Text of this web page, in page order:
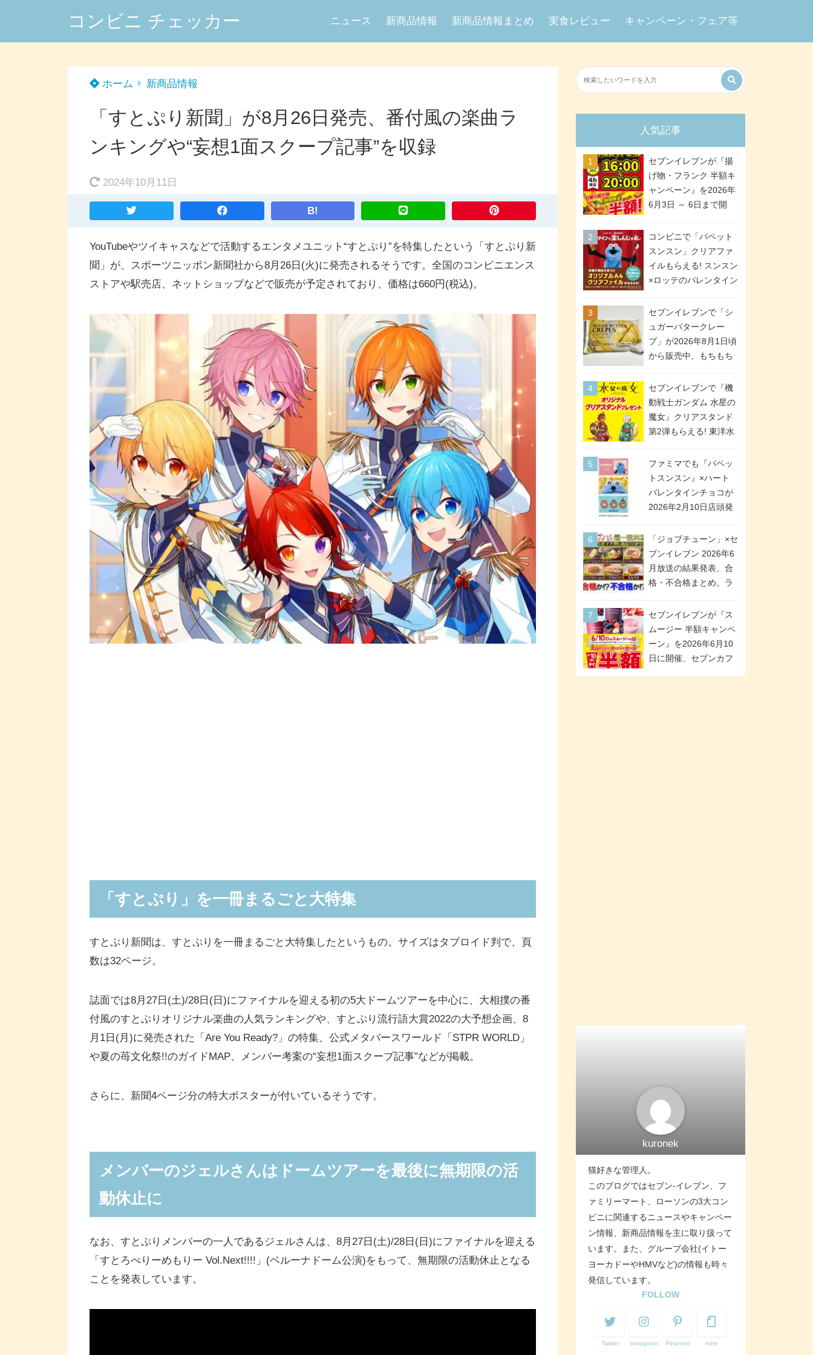
コンビニ チェッカー ニュース 新商品情報 新商品情報まとめ 実食レビュー キャンペーン・フェア等
ホーム 新商品情報
「すとぷり新聞」が8月26日発売、番付風の楽曲ラ
ンキングや“妄想1面スクープ記事”を収録
2024年10月11日
B!
YouTubeやツイキャスなどで活動するエンタメユニット“すとぷり”を特集したという「すとぷり新
聞」が、スポーツニッポン新聞社から8月26日(火)に発売されるそうです。全国のコンビニエンス
ストアや駅売店、ネットショップなどで販売が予定されており、価格は660円(税込)。
「すとぷり」を一冊まるごと大特集
すとぷり新聞は、すとぷりを一冊まるごと大特集したというもの。サイズはタブロイド判で、頁
数は32ページ。
誌面では8月27日(土)/28日(日)にファイナルを迎える初の5大ドームツアーを中心に、大相撲の番
付風のすとぷりオリジナル楽曲の人気ランキングや、すとぷり流行語大賞2022の大予想企画、8
月1日(月)に発売された「Are You Ready?」の特集、公式メタバースワールド「STPR WORLD」
や夏の苺文化祭!!のガイドMAP、メンバー考案の“妄想1面スクープ記事”などが掲載。
さらに、新聞4ページ分の特大ポスターが付いているそうです。
メンバーのジェルさんはドームツアーを最後に無期限の活
動休止に
なお、すとぷりメンバーの一人であるジェルさんは、8月27日(土)/28日(日)にファイナルを迎える
「すとろべりーめもりー Vol.Next!!!!」(ベルーナドーム公演)をもって、無期限の活動休止となる
ことを発表しています。
人気記事
セブンイレブンが『揚
げ物・フランク 半額キ
ャンペーン』を2026年
6月3日 ～ 6日まで開
などが「揚げ物スーパ
ーセール」でお得に! 各
日16:00 ～ 20:00の4時
間限定で実施。ななチ
メリカンドッグが税抜
き69円!
コンビニで「パペット
スンスン」クリアファ
イルもらえる! スンスン
×ロッテのバレンタイン
スタート。セブン、フ
ァミマ、ローソンの3社
で異なるデザイン＆対
象商品
セブンイレブンで「シ
ュガーバタークレー
プ」が2026年8月1日頃
から販売中、もちもち
シュガー＆バターをレ
ンジアップで手軽に楽
しめる冷凍食品。2個入
り
セブンイレブンで『機
動戦士ガンダム 水星の
魔女』クリアスタンド
第2弾もらえる! 東洋水
ペーンが2026年5月26
日スタート。浴衣＆た
ぬき・キツネ姿のスレ
ッタ / ミオリネ / グエ
号・5号) / シャディク
が全6種のクリアスタン
ドになって登場!
ファミマでも『パペッ
トスンスン』×ハート
バレンタインチョコが
2026年2月10日店頭発
チョコ」「チョコ缶」
「ツインギフト」が登
場
「ジョブチューン」×セ
ブンイレブン 2026年6
月放送の結果発表、合
格・不合格まとめ。ラ
合格「金のハンバー
グ」。満場一致合格数
は6商品、合格数は2商
品。TVerでの見逃し配
セブンイレブンが『ス
ムージー 半額キャンペ
ーン』を2026年6月10
日に開催、セブンカフ
kuronek
猫好きな管理人。
このブログではセブン-イレブン、フ
ァミリーマート、ローソンの3大コン
ビニに関連するニュースやキャンペー
ン情報、新商品情報を主に取り扱って
います。また、グループ会社(イトー
ヨーカドーやHMVなど)の情報も時々
発信しています。
FOLLOW
Twitter instagram Pinterest note